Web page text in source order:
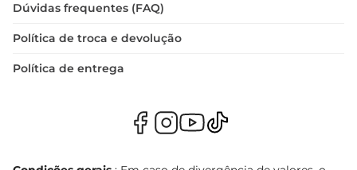
Dúvidas frequentes (FAQ)
Política de troca e devolução
Política de entrega